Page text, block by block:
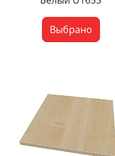
Выбрано